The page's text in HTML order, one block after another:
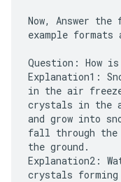
Now, Answer
example formats
Question: How is
Explanation1:
in the air
crystals in the
and grow into
fall through the
the ground.
Explanation2:
crystals forming